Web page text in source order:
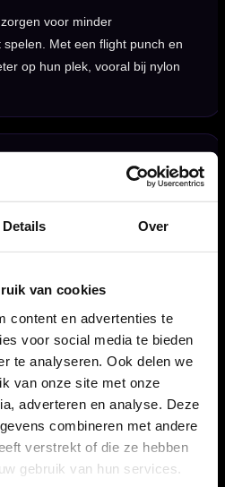
Details Over
van cookies
content en advertenties te
voor social media te bieden
te analyseren. Ook delen we
van onze site met onze
adverteren en analyse. Deze
combineren met andere
verstrekt of die ze hebben
gebruik van hun services.
voor minder
Met een flight punch en
op hun plek, vooral bij nylon
een standaard sleuf in dart flights
springs voor extra stevigheid.
Size Heavy Duty is
Zo kun je een variant kiezen
of persoonlijke voorkeur.
Flight Punch Pocket Size